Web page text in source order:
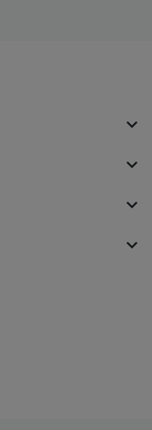



